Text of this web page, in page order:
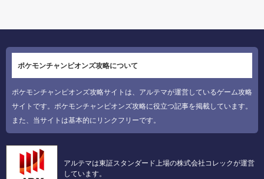
ポケモンチャンピオンズ攻略について
ポケモンチャンピオンズ攻略サイトは、アルテマが運営しているゲーム攻略
サイトです。ポケモンチャンピオンズ攻略に役立つ記事を掲載しています。
また、当サイトは基本的にリンクフリーです。
アルテマは東証スタンダード上場の株式会社コレックが運営
しています。